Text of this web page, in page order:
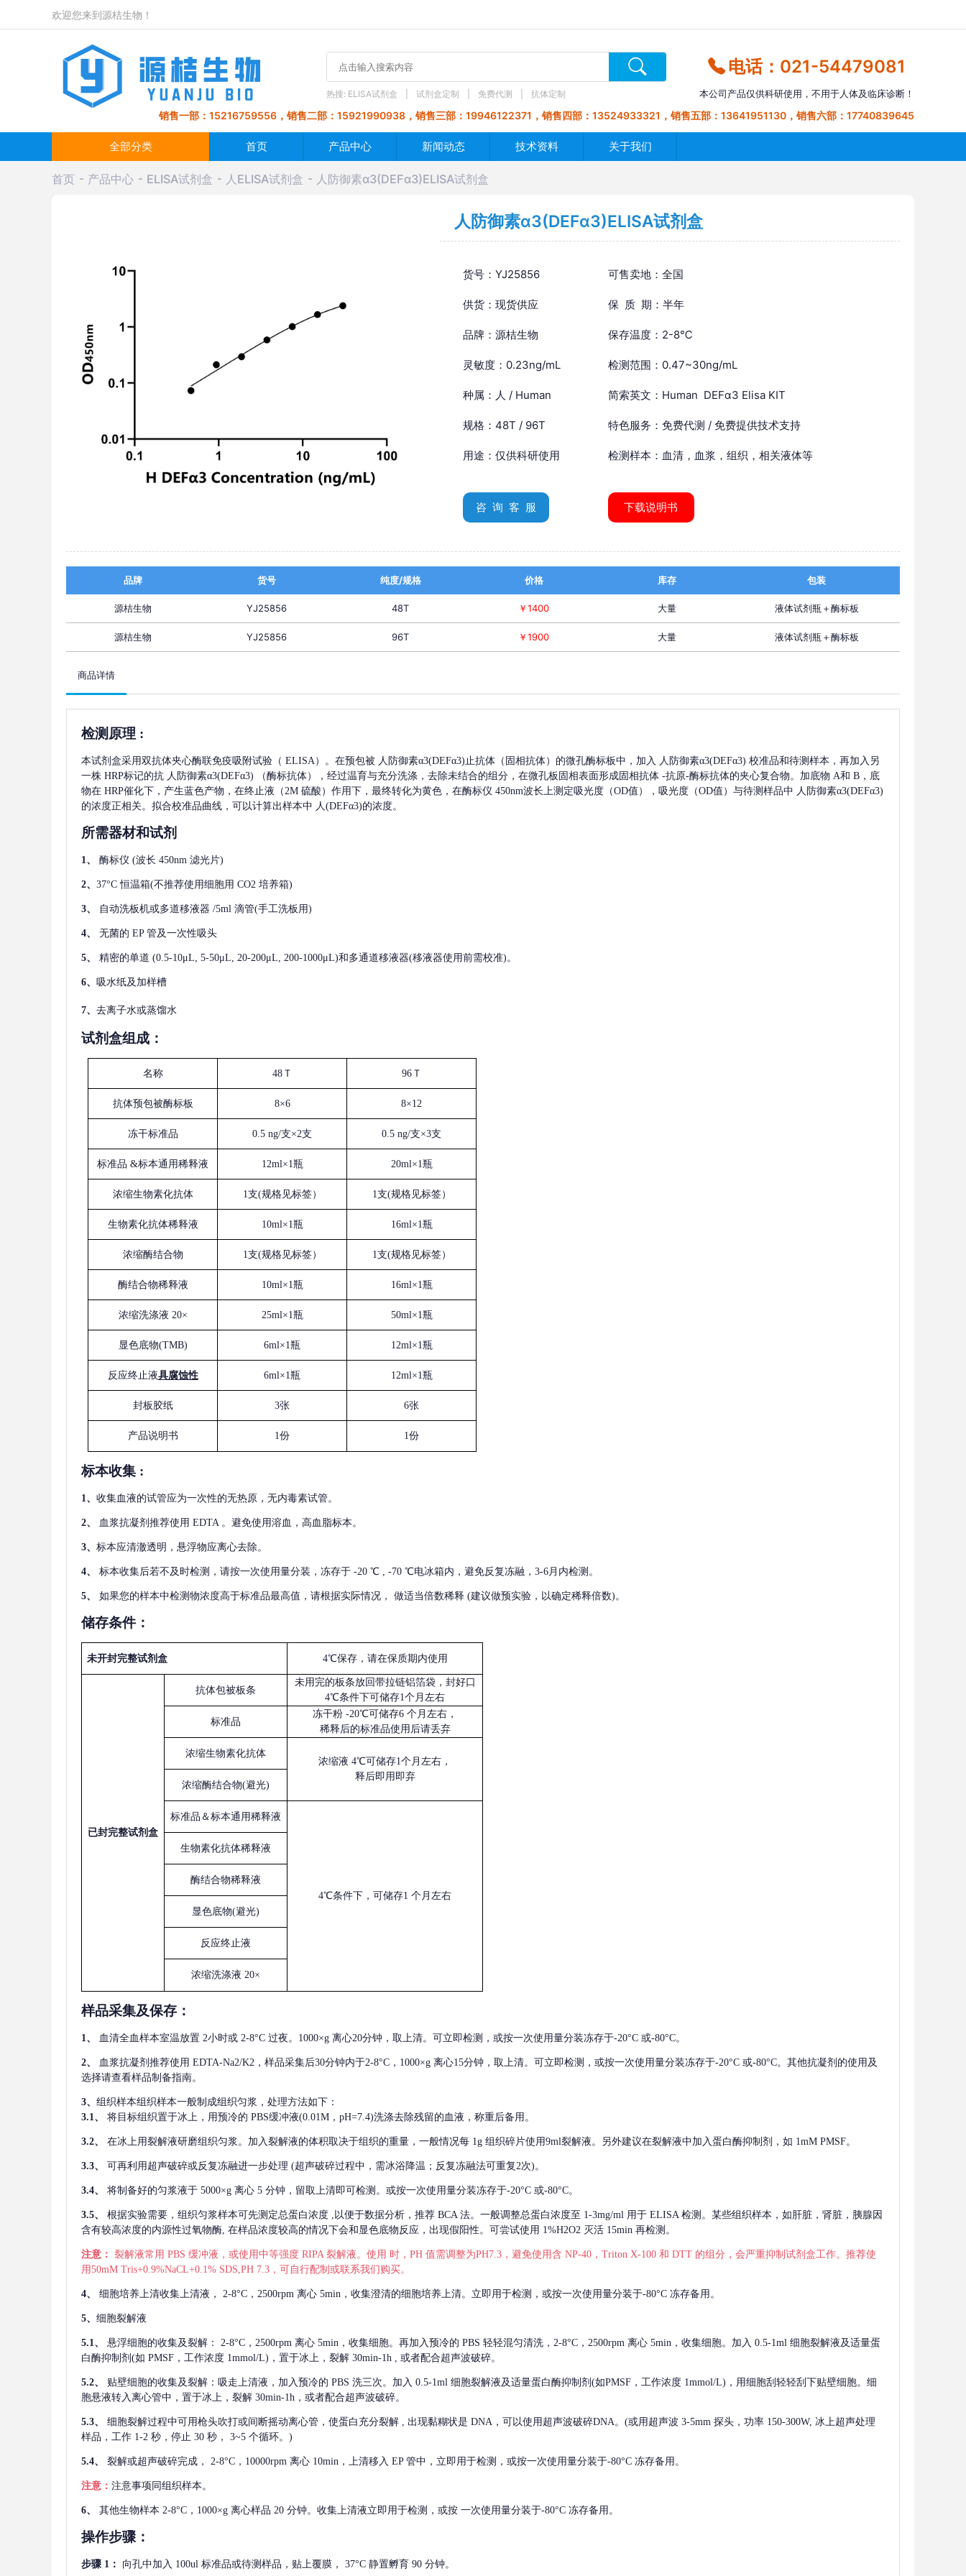
欢迎您来到源桔生物！
热搜: ELISA试剂盒 试剂盒定制 免费代测 抗体定制
电话：021-54479081
本公司产品仅供科研使用，不用于人体及临床诊断！
销售一部：15216759556，销售二部：15921990938，销售三部：19946122371，销售四部：13524933321，销售五部：13641951130，销售六部：17740839645
全部分类 首页 产品中心 新闻动态 技术资料 关于我们
首页 产品中心 ELISA试剂盒 人ELISA试剂盒 人防御素α3(DEFα3)ELISA试剂盒
人防御素α3(DEFα3)ELISA试剂盒
货号：YJ25856 可售卖地：全国
供货：现货供应 保 质 期：半年
品牌：源桔生物 保存温度：2-8℃
灵敏度：0.23ng/mL 检测范围：0.47~30ng/mL
种属：人 / Human 简索英文：Human DEFα3 Elisa KIT
规格：48T / 96T 特色服务：免费代测 / 免费提供技术支持
用途：仅供科研使用 检测样本：血清，血浆，组织，相关液体等
咨 询 客 服 下载说明书
品牌 货号 纯度/规格 价格 库存 包装
源桔生物 YJ25856 48T ￥1400 大量 液体试剂瓶＋酶标板
源桔生物 YJ25856 96T ￥1900 大量 液体试剂瓶＋酶标板
商品详情
检测原理 :
本试剂盒采用双抗体夹心酶联免疫吸附试验（ ELISA）。在预包被 人防御素α3(DEFα3)止抗体（固相抗体）的微孔酶标板中，加入 人防御素α3(DEFα3) 校准品和待测样本，再加入另
一株 HRP标记的抗 人防御素α3(DEFα3) （酶标抗体），经过温育与充分洗涤，去除未结合的组分，在微孔板固相表面形成固相抗体 -抗原-酶标抗体的夹心复合物。加底物 A和 B，底
物在 HRP催化下，产生蓝色产物，在终止液（2M 硫酸）作用下，最终转化为黄色，在酶标仪 450nm波长上测定吸光度（OD值），吸光度（OD值）与待测样品中 人防御素α3(DEFα3)
的浓度正相关。拟合校准品曲线，可以计算出样本中 人(DEFα3)的浓度。
所需器材和试剂
1、 酶标仪 (波长 450nm 滤光片)
2、 37°C 恒温箱(不推荐使用细胞用 CO2 培养箱)
3、 自动洗板机或多道移液器 /5ml 滴管(手工洗板用)
4、 无菌的 EP 管及一次性吸头
5、 精密的单道 (0.5-10μL, 5-50μL, 20-200μL, 200-1000μL)和多通道移液器(移液器使用前需校准)。
6、 吸水纸及加样槽
7、 去离子水或蒸馏水
试剂盒组成：
名称 48Ｔ 96Ｔ
抗体预包被酶标板 8×6 8×12
冻干标准品 0.5 ng/支×2支 0.5 ng/支×3支
标准品 &标本通用稀释液 12ml×1瓶 20ml×1瓶
浓缩生物素化抗体 1支(规格见标签） 1支(规格见标签）
生物素化抗体稀释液 10ml×1瓶 16ml×1瓶
浓缩酶结合物 1支(规格见标签） 1支(规格见标签）
酶结合物稀释液 10ml×1瓶 16ml×1瓶
浓缩洗涤液 20× 25ml×1瓶 50ml×1瓶
显色底物(TMB) 6ml×1瓶 12ml×1瓶
反应终止液具腐蚀性 6ml×1瓶 12ml×1瓶
封板胶纸 3张 6张
产品说明书 1份 1份
标本收集 :
1、 收集血液的试管应为一次性的无热原，无内毒素试管。
2、 血浆抗凝剂推荐使用 EDTA 。避免使用溶血，高血脂标本。
3、 标本应清澈透明，悬浮物应离心去除。
4、 标本收集后若不及时检测，请按一次使用量分装，冻存于 -20 ℃ , -70 ℃电冰箱内，避免反复冻融，3-6月内检测。
5、 如果您的样本中检测物浓度高于标准品最高值，请根据实际情况， 做适当倍数稀释 (建议做预实验，以确定稀释倍数)。
储存条件：
未开封完整试剂盒 4℃保存，请在保质期内使用
已封完整试剂盒
抗体包被板条
未用完的板条放回带拉链铝箔袋，封好口
4℃条件下可储存1个月左右
标准品
冻干粉 -20℃可储存6 个月左右，
稀释后的标准品使用后请丢弃
浓缩生物素化抗体
浓缩液 4℃可储存1个月左右，
释后即用即弃
浓缩酶结合物(避光)
标准品＆标本通用稀释液
4℃条件下，可储存1 个月左右
生物素化抗体稀释液
酶结合物稀释液
显色底物(避光)
反应终止液
浓缩洗涤液 20×
样品采集及保存 ：
1、 血清全血样本室温放置 2小时或 2-8°C 过夜。1000×g 离心20分钟，取上清。可立即检测，或按一次使用量分装冻存于-20°C 或-80°C。
2、 血浆抗凝剂推荐使用 EDTA-Na2/K2，样品采集后30分钟内于2-8°C，1000×g 离心15分钟，取上清。可立即检测，或按一次使用量分装冻存于-20°C 或-80°C。其他抗凝剂的使用及
选择请查看样品制备指南。
3、 组织样本组织样本一般制成组织匀浆，处理方法如下：
3.1、
将目标组织置于冰上，用预冷的 PBS缓冲液(0.01M，pH=7.4)洗涤去除残留的血液，称重后备用。
3.2、 在冰上用裂解液研磨组织匀浆。加入裂解液的体积取决于组织的重量，一般情况每 1g 组织碎片使用9ml裂解液。另外建议在裂解液中加入蛋白酶抑制剂，如 1mM PMSF。
3.3、 可再利用超声破碎或反复冻融进一步处理 (超声破碎过程中，需冰浴降温；反复冻融法可重复2次)。
3.4、 将制备好的匀浆液于 5000×g 离心 5 分钟，留取上清即可检测。或按一次使用量分装冻存于-20°C 或-80°C。
3.5、 根据实验需要，组织匀浆样本可先测定总蛋白浓度 ,以便于数据分析，推荐 BCA 法。一般调整总蛋白浓度至 1-3mg/ml 用于 ELISA 检测。某些组织样本，如肝脏，肾脏，胰腺因
含有较高浓度的内源性过氧物酶, 在样品浓度较高的情况下会和显色底物反应，出现假阳性。可尝试使用 1%H2O2 灭活 15min 再检测。
注意： 裂解液常用 PBS 缓冲液，或使用中等强度 RIPA 裂解液。使用 时，PH 值需调整为PH7.3，避免使用含 NP-40，Triton X-100 和 DTT 的组分，会严重抑制试剂盒工作。推荐使
用50mM Tris+0.9%NaCL+0.1% SDS,PH 7.3，可自行配制或联系我们购买。
4、 细胞培养上清收集上清液， 2-8°C，2500rpm 离心 5min，收集澄清的细胞培养上清。立即用于检测，或按一次使用量分装于-80°C 冻存备用。
5、 细胞裂解液
5.1、 悬浮细胞的收集及裂解：
2-8°C，2500rpm 离心 5min，收集细胞。再加入预冷的 PBS 轻轻混匀清洗，2-8°C，2500rpm 离心 5min，收集细胞。加入 0.5-1ml 细胞裂解液及适量蛋
白酶抑制剂(如 PMSF，工作浓度 1mmol/L)，置于冰上，裂解 30min-1h , 或者配合超声波破碎。
5.2、 贴壁细胞的收集及裂解：吸走上清液，加入预冷的 PBS 洗三次。加入 0.5-1ml 细胞裂解液及适量蛋白酶抑制剂(如PMSF，工作浓度 1mmol/L)，用细胞刮轻轻刮下贴壁细胞。细
胞悬液转入离心管中，置于冰上，裂解 30min-1h，或者配合超声波破碎。
5.3、 细胞裂解过程中可用枪头吹打或间断摇动离心管，使蛋白充分裂解 , 出现黏糊状是 DNA，可以使用超声波破碎DNA。(或用超声波 3-5mm 探头，功率 150-300W, 冰上超声处理
样品，工作 1-2 秒，停止 30 秒， 3~5 个循环。)
5.4、 裂解或超声破碎完成， 2-8°C，10000rpm 离心 10min，上清移入 EP 管中，立即用于检测，或按一次使用量分装于-80°C 冻存备用。
注意： 注意事项同组织样本。
6、 其他生物样本 2-8°C，1000×g 离心样品 20 分钟。收集上清液立即用于检测，或按 一次使用量分装于-80°C 冻存备用。
操作步骤：
步骤 1： 向孔中加入 100ul 标准品或待测样品，贴上覆膜， 37°C 静置孵育 90 分钟。